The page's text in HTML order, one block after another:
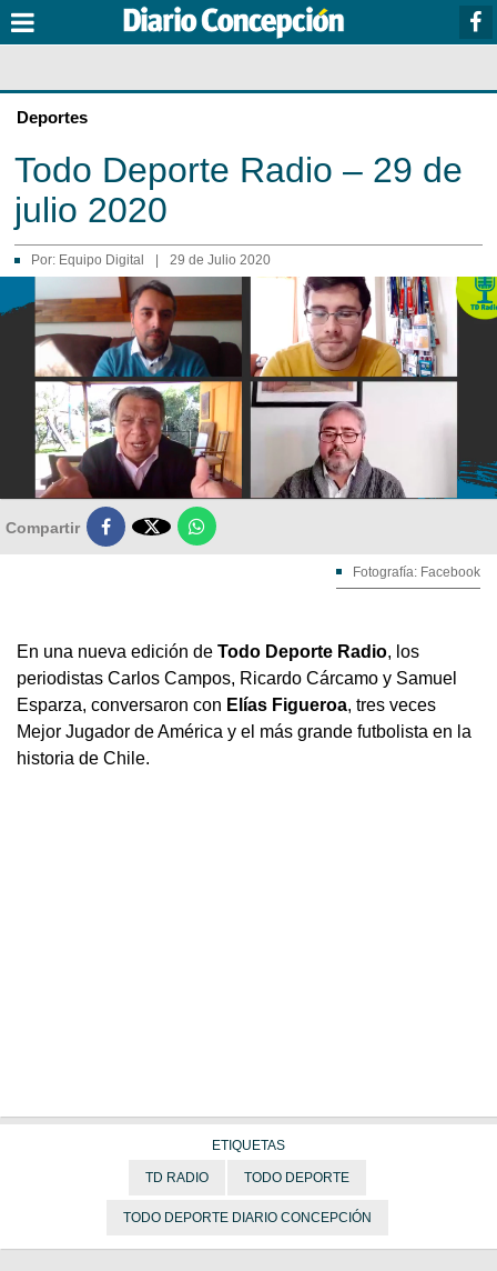
Deportes
Todo Deporte Radio – 29 de
julio 2020
Por: Equipo Digital 29 de Julio 2020
Compartir 
Fotografía: Facebook
En una nueva edición de Todo Deporte Radio, los
periodistas Carlos Campos, Ricardo Cárcamo y Samuel
Esparza, conversaron con Elías Figueroa, tres veces
Mejor Jugador de América y el más grande futbolista en la
historia de Chile.
ETIQUETAS
TD RADIO TODO DEPORTE
TODO DEPORTE DIARIO CONCEPCIÓN